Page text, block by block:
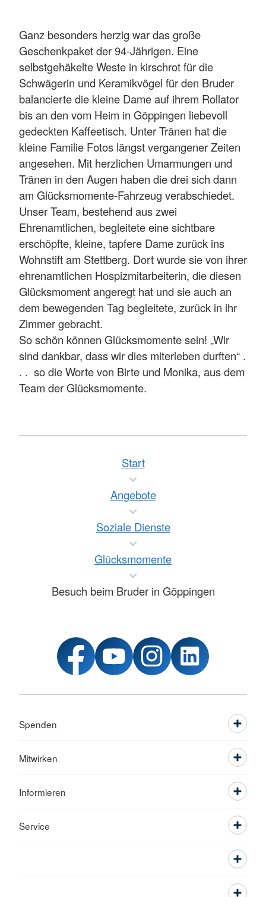
Ganz besonders herzig war das große
Geschenkpaket der 94-Jährigen. Eine
selbstgehäkelte Weste in kirschrot für die
Schwägerin und Keramikvögel für den Bruder
balancierte die kleine Dame auf ihrem Rollator
bis an den vom Heim in Göppingen liebevoll
gedeckten Kaffeetisch. Unter Tränen hat die
kleine Familie Fotos längst vergangener Zeiten
angesehen. Mit herzlichen Umarmungen und
Tränen in den Augen haben die drei sich dann
am Glücksmomente-Fahrzeug verabschiedet.
Unser Team, bestehend aus zwei
Ehrenamtlichen, begleitete eine sichtbare
erschöpfte, kleine, tapfere Dame zurück ins
Wohnstift am Stettberg. Dort wurde sie von ihrer
ehrenamtlichen Hospizmitarbeiterin, die diesen
Glücksmoment angeregt hat und sie auch an
dem bewegenden Tag begleitete, zurück in ihr
Zimmer gebracht.
So schön können Glücksmomente sein! „Wir
sind dankbar, dass wir dies miterleben durften“ .
. . so die Worte von Birte und Monika, aus dem
Team der Glücksmomente.
Start
Angebote
Soziale Dienste
Glücksmomente
Besuch beim Bruder in Göppingen
Spenden
Mitwirken
Informieren
Service